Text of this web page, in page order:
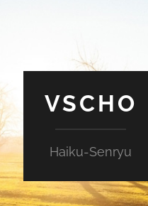
VSCHO
Haiku-Senryu